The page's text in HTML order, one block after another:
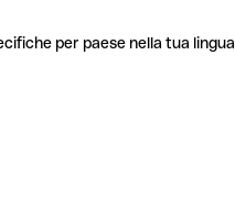
per paese nella tua lingua